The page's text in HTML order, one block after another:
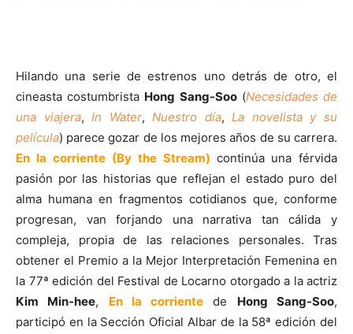
Hilando una serie de estrenos uno detrás de otro, el
cineasta costumbrista Hong Sang-Soo(Necesidades de
una viajera,In Water,Nuestro día,La novelista y su
película) parece gozar de los mejores años de su carrera.
En la corriente (By the Stream) continúa una férvida
pasión por las historias que reflejan el estado puro del
alma humana en fragmentos cotidianos que, conforme
progresan, van forjando una narrativa tan cálida y
compleja, propia de las relaciones personales. Tras
obtener el Premio a la Mejor Interpretación Femenina en
la 77ª edición del Festival de Locarno otorgado a la actriz
Kim Min-hee, En la corriente de Hong Sang-Soo,
participó en la Sección Oficial Albar de la 58ª edición del